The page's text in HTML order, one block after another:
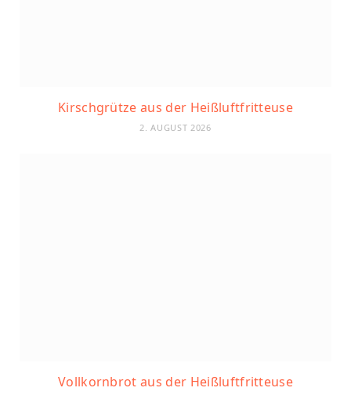
Kirschgrütze aus der Heißluftfritteuse
2. AUGUST 2026
Vollkornbrot aus der Heißluftfritteuse